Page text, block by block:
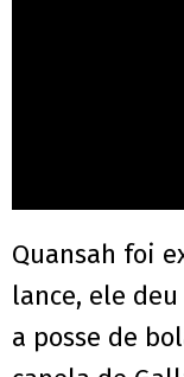
Quansah foi
lance, ele
a posse de